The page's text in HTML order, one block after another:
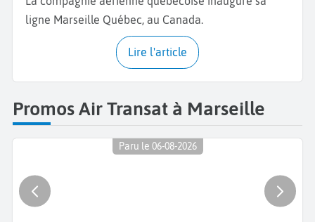
ligne Marseille Québec, au Canada.
Lire l'article
Promos Air Transat à Marseille
Paru le 06-08-2026